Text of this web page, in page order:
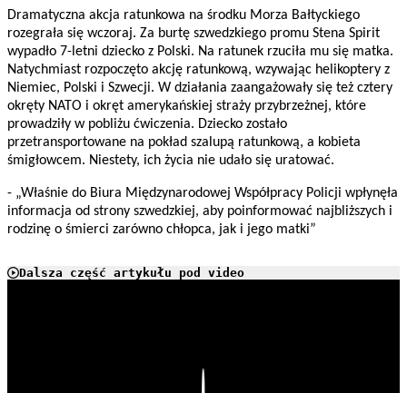
Dramatyczna akcja ratunkowa na środku Morza Bałtyckiego
rozegrała się wczoraj. Za burtę szwedzkiego promu Stena Spirit
wypadło 7-letni dziecko z Polski. Na ratunek rzuciła mu się matka.
Natychmiast rozpoczęto akcję ratunkową, wzywając helikoptery z
Niemiec, Polski i Szwecji. W działania zaangażowały się też cztery
okręty NATO i okręt amerykańskiej straży przybrzeżnej, które
prowadziły w pobliżu ćwiczenia. Dziecko zostało
przetransportowane na pokład szalupą ratunkową, a kobieta
śmigłowcem. Niestety, ich życia nie udało się uratować.
- „Właśnie do Biura Międzynarodowej Współpracy Policji wpłynęła
informacja od strony szwedzkiej, aby poinformować najbliższych i
rodzinę o śmierci zarówno chłopca, jak i jego matki”
Dalsza część artykułu pod video